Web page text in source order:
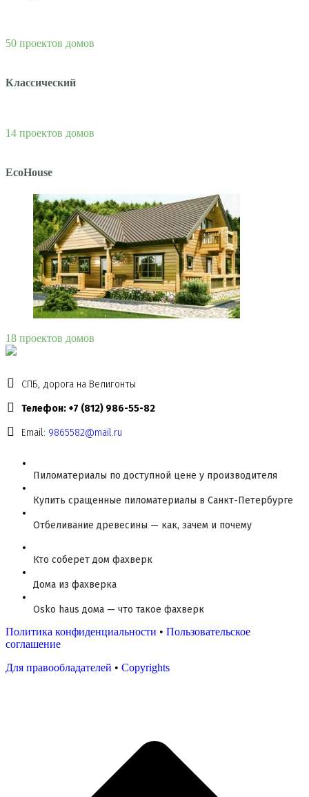
50 проектов домов
Классический
14 проектов домов
EcoHouse
18 проектов домов
СПБ, дорога на Велигонты
Телефон: +7 (812) 986-55-82
Email: 9865582@mail.ru
Пиломатериалы по доступной цене у производителя
Купить сращенные пиломатериалы в Санкт-Петербурге
Отбеливание древесины — как, зачем и почему
Кто соберет дом фахверк
Дома из фахверка
Osko haus дома — что такое фахверк
Политика конфиденциальности • Пользовательское
соглашение
Для правообладателей • Copyrights